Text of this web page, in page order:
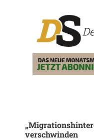
verschwinden